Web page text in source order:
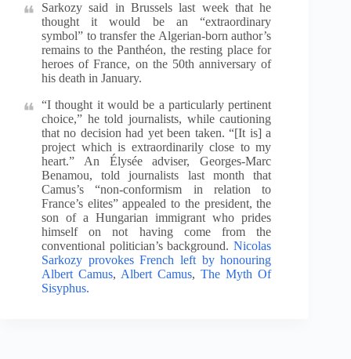
Sarkozy said in Brussels last week that he
thought it would be an “extraordinary
symbol” to transfer the Algerian-born author’s
remains to the Panthéon, the resting place for
heroes of France, on the 50th anniversary of
his death in January.
“I thought it would be a particularly pertinent
choice,” he told journalists, while cautioning
that no decision had yet been taken. “[It is] a
project which is extraordinarily close to my
heart.” An Élysée adviser, Georges-Marc
Benamou, told journalists last month that
Camus’s “non-conformism in relation to
France’s elites” appealed to the president, the
son of a Hungarian immigrant who prides
himself on not having come from the
conventional politician’s background. Nicolas
Sarkozy provokes French left by honouring
Albert Camus, Albert Camus,The Myth Of
Sisyphus.